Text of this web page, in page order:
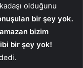
olduğunu
bir şey yok.
bizim
bir şey yok!